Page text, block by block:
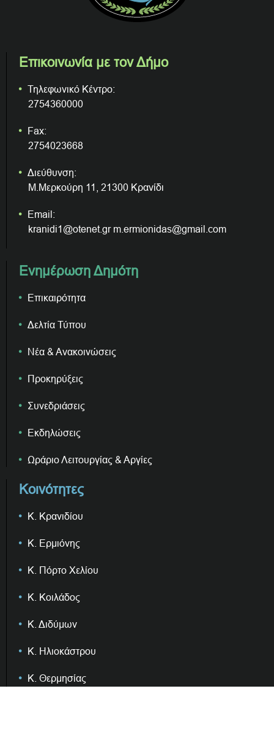
Επικοινωνία με τον Δήμο
Τηλεφωνικό Κέντρο:
2754360000
Fax:
2754023668
Διεύθυνση:
Μ.Μερκούρη 11, 21300 Κρανίδι
Email:
kranidi1@otenet.gr m.ermionidas@gmail.com
Ενημέρωση Δημότη
Επικαιρότητα
Δελτία Τύπου
Νέα & Ανακοινώσεις
Προκηρύξεις
Συνεδριάσεις
Εκδηλώσεις
Ωράριο Λειτουργίας & Αργίες
Κοινότητες
Κ. Κρανιδίου
Κ. Ερμιόνης
Κ. Πόρτο Χελίου
Κ. Κοιλάδος
Κ. Διδύμων
Κ. Ηλιοκάστρου
Κ. Θερμησίας